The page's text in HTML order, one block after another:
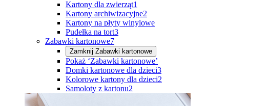
Kartony dla zwierząt1
Kartony archiwizacyjne2
Kartony na płyty winylowe
Pudełka na tort3
Zabawki kartonowe7
Zamknij Zabawki kartonowe
Pokaż ‘Zabawki kartonowe’
Domki kartonowe dla dzieci3
Kolorowe kartony dla dzieci2
Samoloty z kartonu2